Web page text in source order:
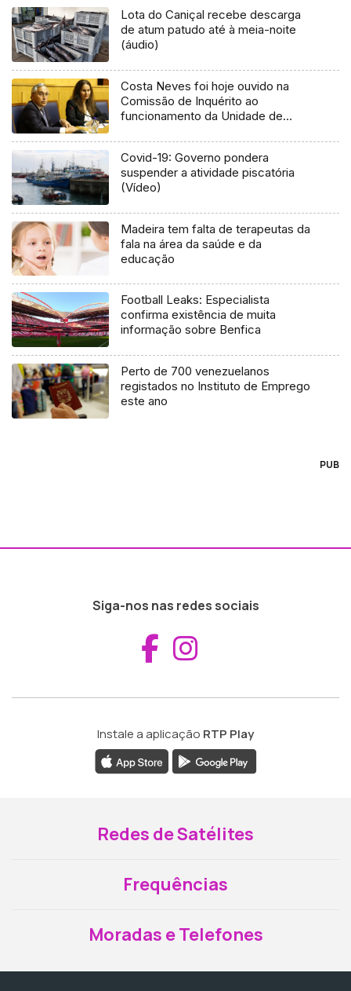
Lota do Caniçal recebe descarga
de atum patudo até à meia-noite
(áudio)
Costa Neves foi hoje ouvido na
Comissão de Inquérito ao
funcionamento da Unidade de
Covid-19: Governo pondera
suspender a atividade piscatória
(Vídeo)
Madeira tem falta de terapeutas da
fala na área da saúde e da
educação
Football Leaks: Especialista
confirma existência de muita
informação sobre Benfica
Perto de 700 venezuelanos
registados no Instituto de Emprego
este ano
PUB
Siga-nos nas redes sociais
Aceder ao
Instale a aplicação RTP Play
Redes de Satélites
Frequências
Moradas e Telefones